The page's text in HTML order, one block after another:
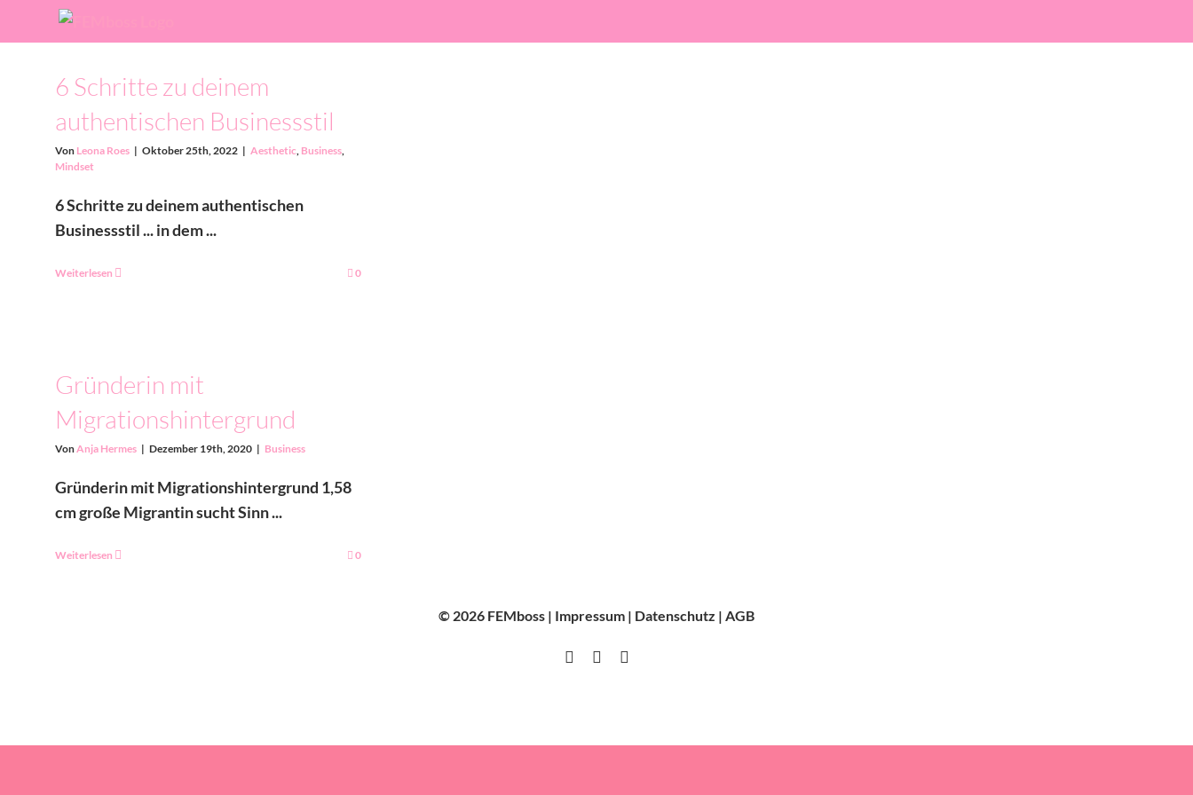
6 Schritte zu deinem
authentischen Businessstil
Von Leona Roes | Oktober 25th, 2022 | Aesthetic, Business,
Mindset
6 Schritte zu deinem authentischen
Businessstil ... in dem ...
Weiterlesen 0
Gründerin mit
Migrationshintergrund
VonAnja Hermes | Dezember 19th, 2020 | Business
Gründerin mit Migrationshintergrund 1,58
cm große Migrantin sucht Sinn ...
Weiterlesen 0
© 2026 FEMboss | Impressum | Datenschutz | AGB
InstagramFacebook